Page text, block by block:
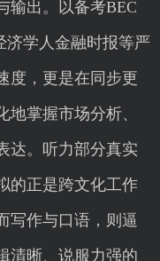
输出。以备考BEC
济学人金融时报等严
度，更是在同步更
掌握市场分析、
达。听力部分真实
的正是跨文化工作
写作与口语，则逼
清晰、说服力强的